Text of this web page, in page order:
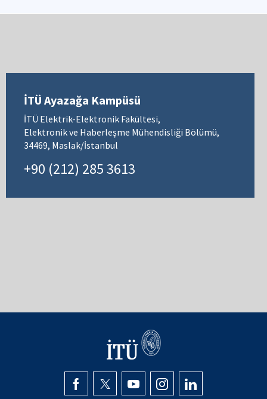
İTÜ Ayazağa Kampüsü
İTÜ Elektrik-Elektronik Fakültesi,
Elektronik ve Haberleşme Mühendisliği Bölümü,
34469, Maslak/İstanbul
+90 (212) 285 3613